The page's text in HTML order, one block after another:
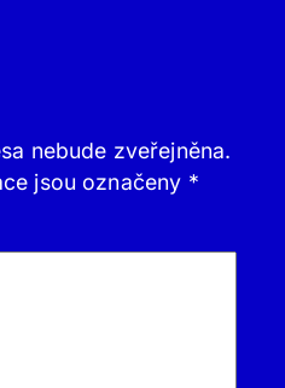
nebude zveřejněna.
jsou označeny *